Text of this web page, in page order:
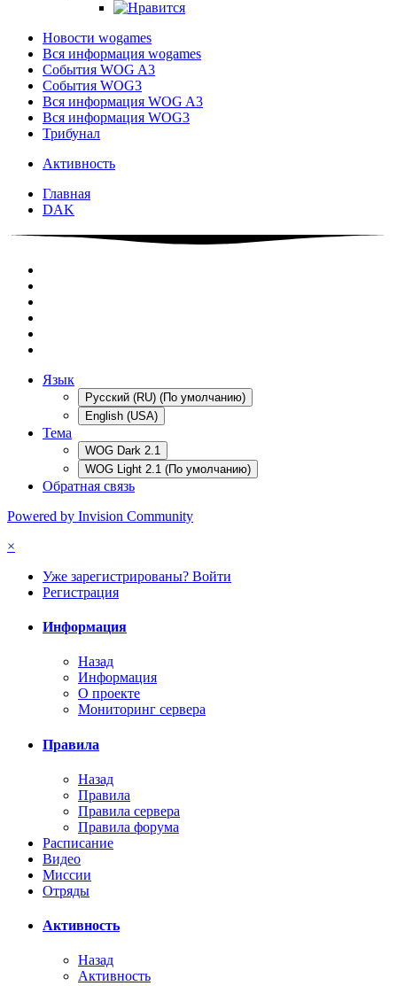
Новости wogames
Вся информация wogames
События WOG A3
События WOG3
Вся информация WOG A3
Вся информация WOG3
Трибунал
Активность
Главная
DAK
Язык
Русский (RU) (По умолчанию)
English (USA)
Тема
WOG Dark 2.1
WOG Light 2.1 (По умолчанию)
Обратная связь
Powered by Invision Community
×
Уже зарегистрированы? Войти
Регистрация
Информация
Назад
Информация
О проекте
Мониторинг сервера
Правила
Назад
Правила
Правила сервера
Правила форума
Расписание
Видео
Миссии
Отряды
Активность
Назад
Активность